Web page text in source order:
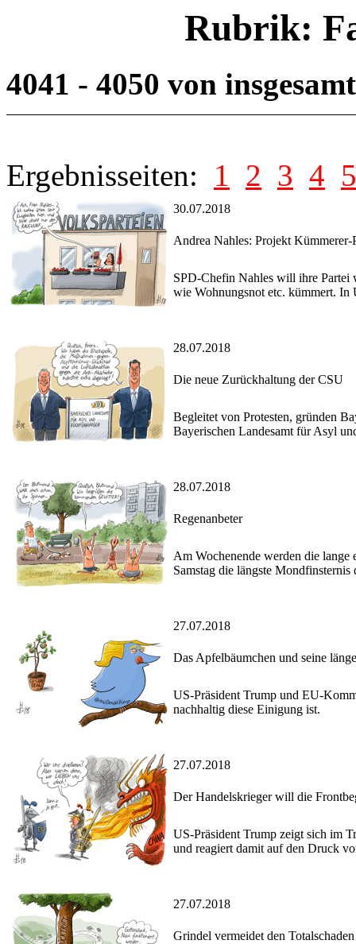
Rubrik:
4041 - 4050 von
Ergebnisseiten: 1 2 3 4 5
30.07.2018
Andrea Nahles: Projekt Kümmerer-
SPD-Chefin Nahles will ihre Partei
wie Wohnungsnot etc. kümmert. In
28.07.2018
Die neue Zurückhaltung der CSU
Begleitet von Protesten, gründen
Bayerischen Landesamt für Asyl
28.07.2018
Regenanbeter
Am Wochenende werden die
Samstag die längste
27.07.2018
Das Apfelbäumchen und seine
US-Präsident Trump und EU-
nachhaltig diese Einigung ist.
27.07.2018
Der Handelskrieger will die
US-Präsident Trump zeigt sich im
und reagiert damit auf den Druck
27.07.2018
Grindel vermeidet den